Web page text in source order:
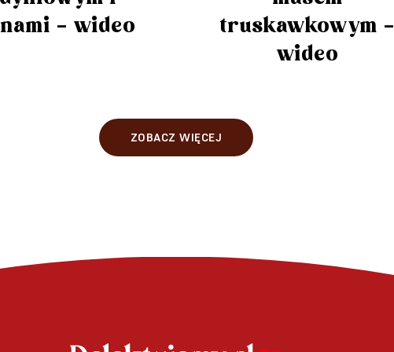
– wideo
truskawkowym –
wideo
ZOBACZ WIĘCEJ